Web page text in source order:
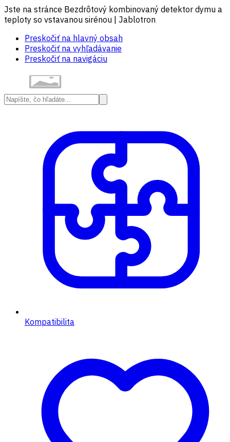
Jste na stránce Bezdrôtový kombinovaný detektor dymu a
teploty so vstavanou sirénou | Jablotron
Preskočiť na hlavný obsah
Preskočiť na vyhľadávanie
Preskočiť na navigáciu
Kompatibilita